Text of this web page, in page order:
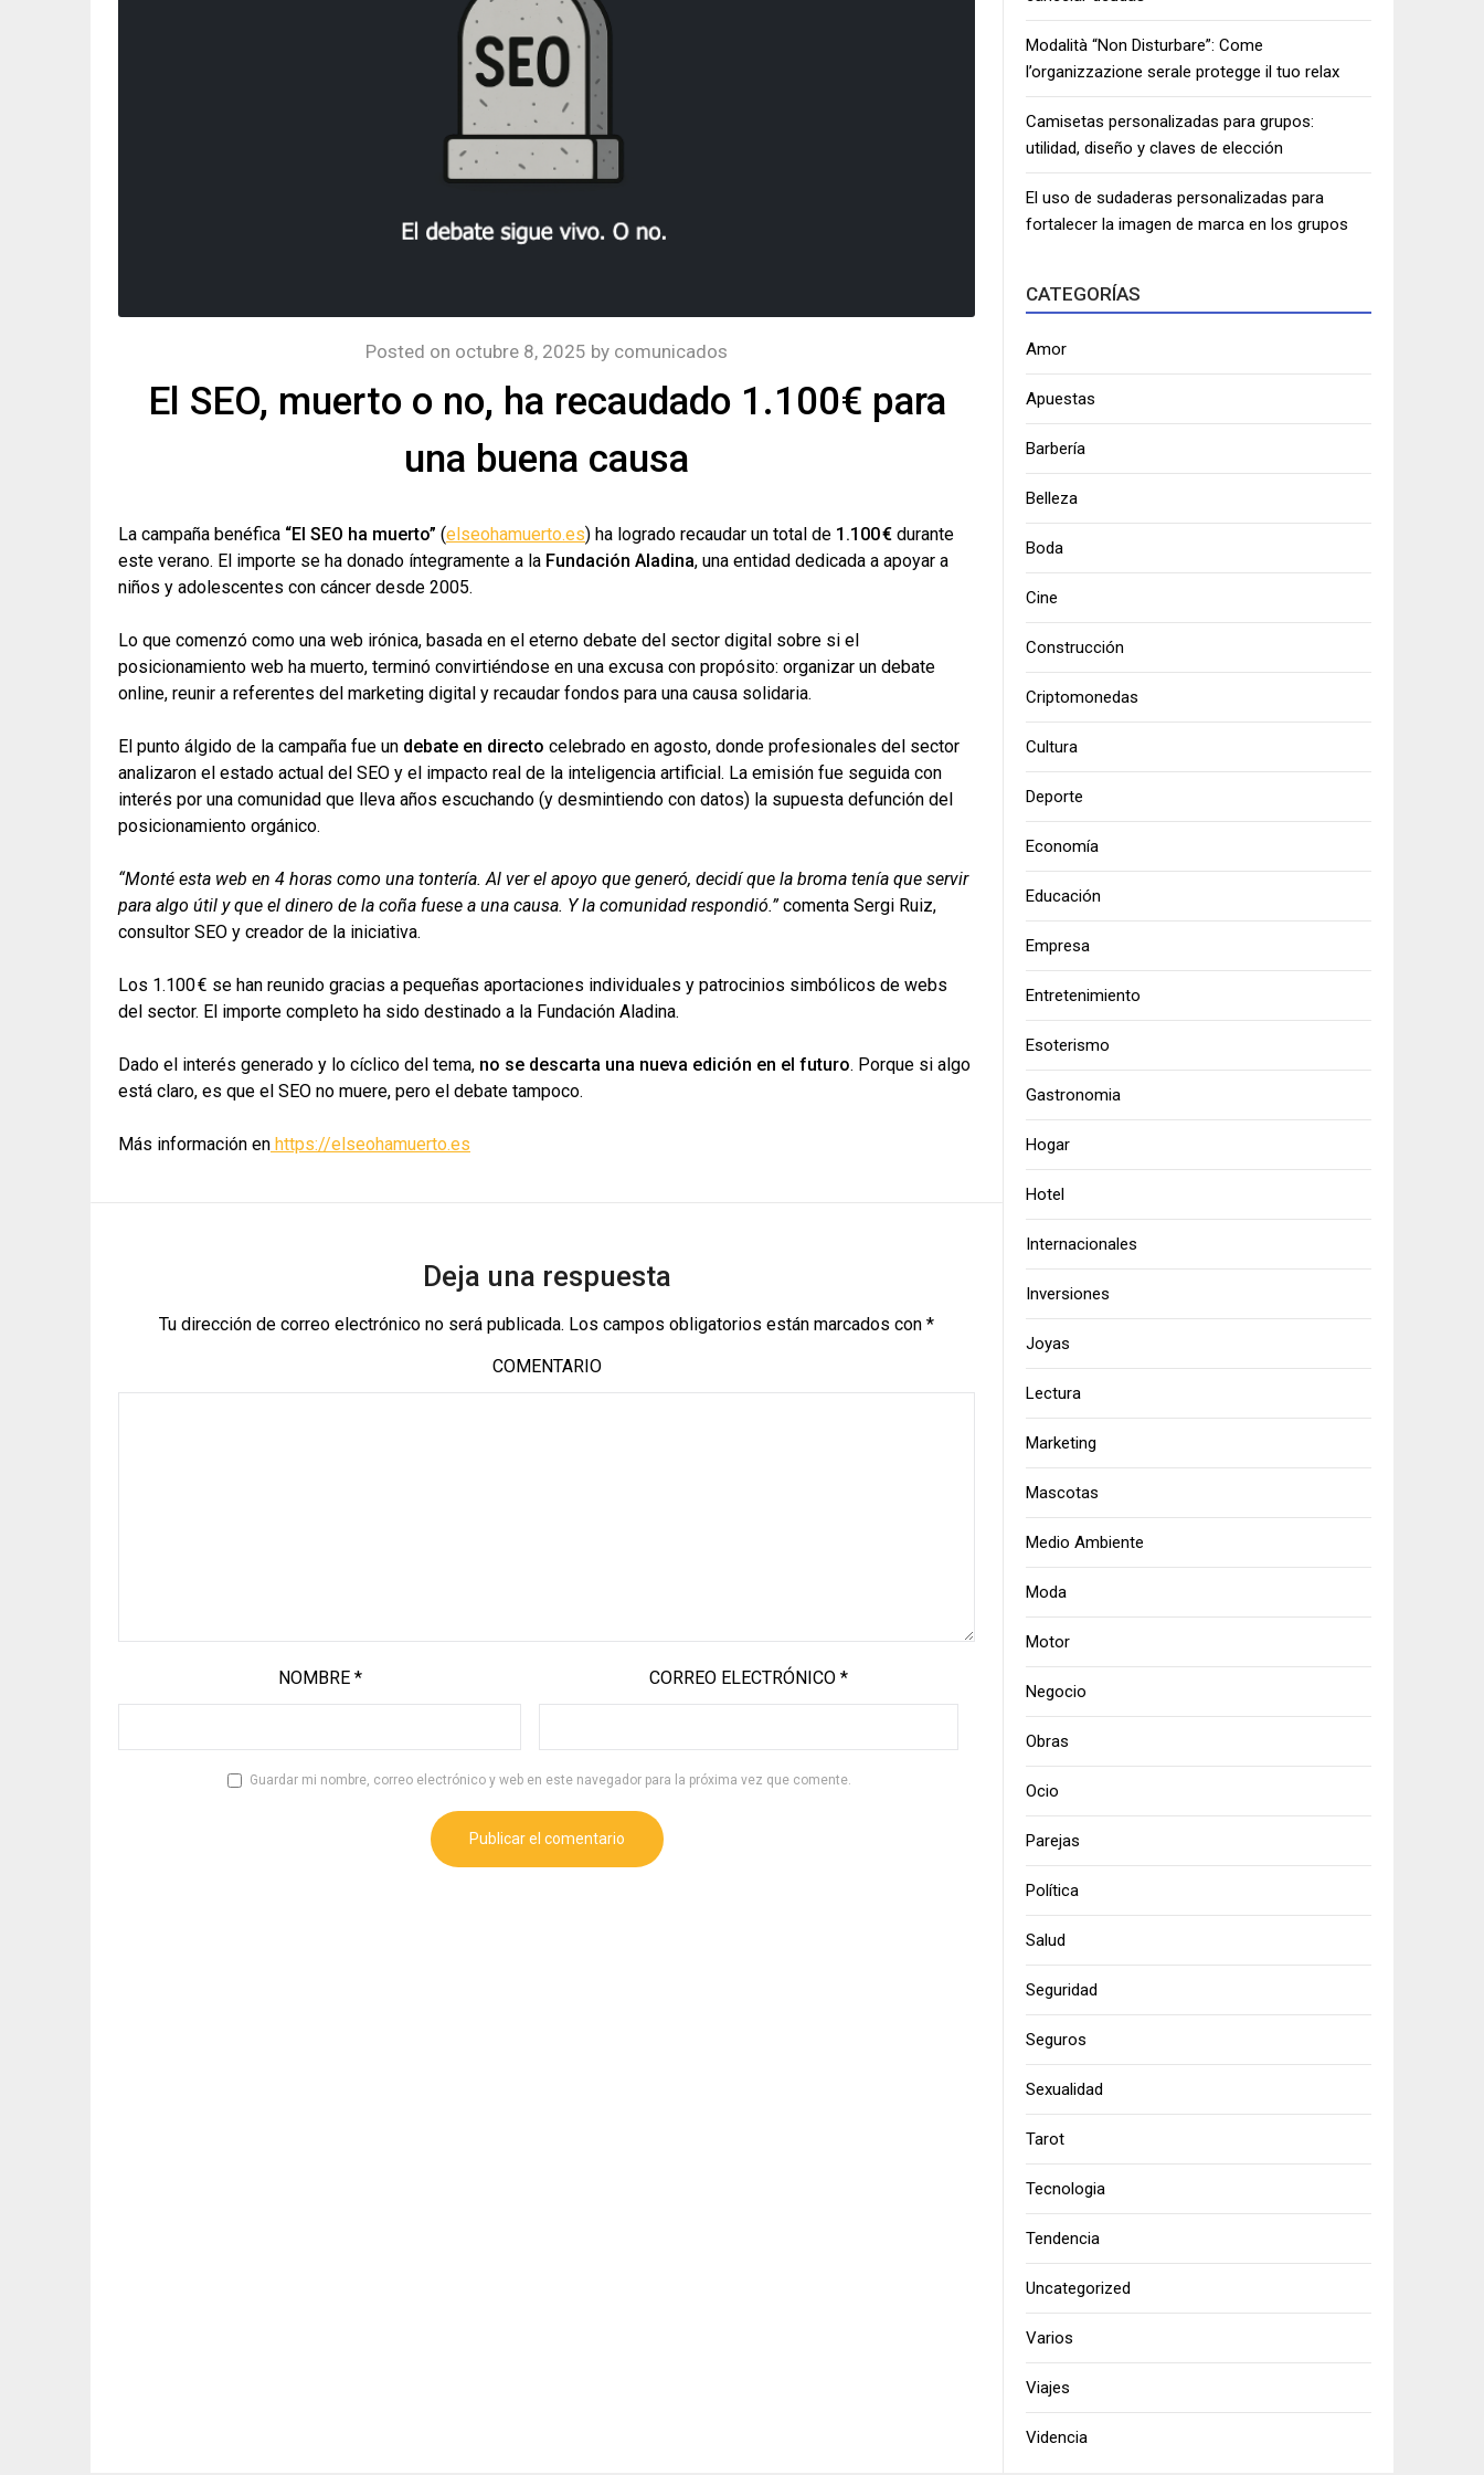
El SEO, muerto o no, ha recaudado 1.100€ para
una buena causa
Posted on octubre 8, 2025 by comunicados
La campaña benéfica “El SEO ha muerto” (elseohamuerto.es) ha logrado recaudar un total de 1.100 € durante
este verano. El importe se ha donado íntegramente a la Fundación Aladina, una entidad dedicada a apoyar a
niños y adolescentes con cáncer desde 2005.
Lo que comenzó como una web irónica, basada en el eterno debate del sector digital sobre si el
posicionamiento web ha muerto, terminó convirtiéndose en una excusa con propósito: organizar un debate
online, reunir a referentes del marketing digital y recaudar fondos para una causa solidaria.
El punto álgido de la campaña fue un debate en directo celebrado en agosto, donde profesionales del sector
analizaron el estado actual del SEO y el impacto real de la inteligencia artificial. La emisión fue seguida con
interés por una comunidad que lleva años escuchando (y desmintiendo con datos) la supuesta defunción del
posicionamiento orgánico.
“Monté esta web en 4 horas como una tontería. Al ver el apoyo que generó, decidí que la broma tenía que servir
para algo útil y que el dinero de la coña fuese a una causa. Y la comunidad respondió.”comenta Sergi Ruiz,
consultor SEO y creador de la iniciativa.
Los 1.100 € se han reunido gracias a pequeñas aportaciones individuales y patrocinios simbólicos de webs
del sector. El importe completo ha sido destinado a la Fundación Aladina.
Dado el interés generado y lo cíclico del tema, no se descarta una nueva edición en el futuro. Porque si algo
está claro, es que el SEO no muere, pero el debate tampoco.
Más información en https://elseohamuerto.es
Deja una respuesta
Tu dirección de correo electrónico no será publicada. Los campos obligatorios están marcados con *
COMENTARIO
NOMBRE * CORREO ELECTRÓNICO *
Guardar mi nombre, correo electrónico y web en este navegador para la próxima vez que comente.
Modalità “Non Disturbare”: Come
l’organizzazione serale protegge il tuo relax
Camisetas personalizadas para grupos:
utilidad, diseño y claves de elección
El uso de sudaderas personalizadas para
fortalecer la imagen de marca en los grupos
CATEGORÍAS
Amor
Apuestas
Barbería
Belleza
Boda
Cine
Construcción
Criptomonedas
Cultura
Deporte
Economía
Educación
Empresa
Entretenimiento
Esoterismo
Gastronomia
Hogar
Hotel
Internacionales
Inversiones
Joyas
Lectura
Marketing
Mascotas
Medio Ambiente
Moda
Motor
Negocio
Obras
Ocio
Parejas
Política
Salud
Seguridad
Seguros
Sexualidad
Tarot
Tecnologia
Tendencia
Uncategorized
Varios
Viajes
Videncia